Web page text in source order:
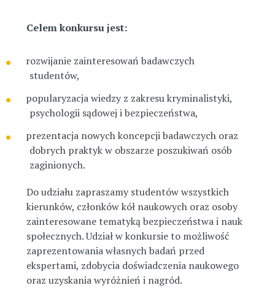
Celem konkursu jest:
rozwijanie zainteresowań badawczych
studentów,
popularyzacja wiedzy z zakresu kryminalistyki,
psychologii sądowej i bezpieczeństwa,
prezentacja nowych koncepcji badawczych oraz
dobrych praktyk w obszarze poszukiwań osób
zaginionych.
Do udziału zapraszamy studentów wszystkich
kierunków, członków kół naukowych oraz osoby
zainteresowane tematyką bezpieczeństwa i nauk
społecznych. Udział w konkursie to możliwość
zaprezentowania własnych badań przed
ekspertami, zdobycia doświadczenia naukowego
oraz uzyskania wyróżnień i nagród.